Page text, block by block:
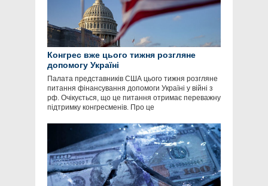
Конгрес вже цього тижня розгляне
допомогу Україні
Палата представників США цього тижня розгляне
питання фінансування допомоги Україні у війні з
рф. Очікується, що це питання отримає переважну
підтримку конгресменів. Про це